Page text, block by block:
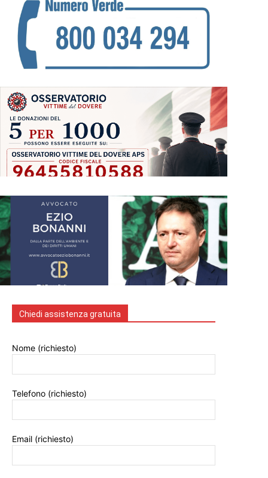
Chiedi assistenza gratuita
Nome (richiesto)
Telefono (richiesto)
Email (richiesto)